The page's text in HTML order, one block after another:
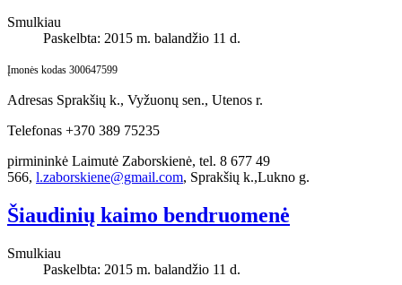
Smulkiau
Paskelbta: 2015 m. balandžio 11 d.
Įmonės kodas 300647599
Adresas Sprakšių k., Vyžuonų sen., Utenos r.
Telefonas +370 389 75235
pirmininkė Laimutė Zaborskienė, tel. 8 677 49
566, l.zaborskiene@gmail.com, Sprakšių k.,Lukno g.
Šiaudinių kaimo bendruomenė
Smulkiau
Paskelbta: 2015 m. balandžio 11 d.